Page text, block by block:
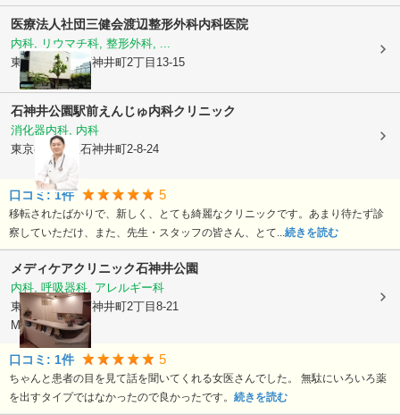
医療法人社団三健会渡辺整形外科内科医院
内科, リウマチ科, 整形外科, ...
東京都練馬区石神井町2丁目13-15
石神井公園駅前えんじゅ内科クリニック
消化器内科, 内科
東京都練馬区 石神井町2-8-24
口コミ: 1件 5
移転されたばかりで、新しく、とても綺麗なクリニックです。あまり待たず診
察していただけ、また、先生・スタッフの皆さん、とて... 続きを読む
メディケアクリニック石神井公園
内科, 呼吸器科, アレルギー科
東京都練馬区 石神井町2丁目8-21
MJYビル2F
口コミ: 1件 5
ちゃんと患者の目を見て話を聞いてくれる女医さんでした。 無駄にいろいろ薬
を出すタイプではなかったので良かったです。 続きを読む